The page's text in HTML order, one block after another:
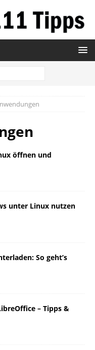
öffnen und
unter Linux nutzen
So geht’s
– Tipps &